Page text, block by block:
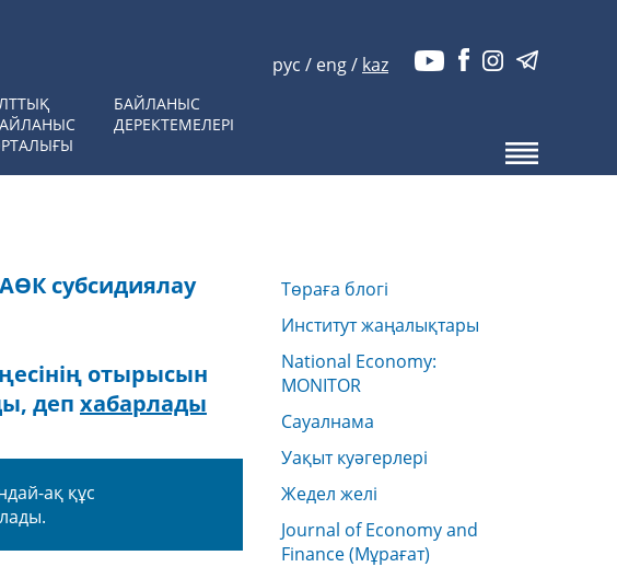
БАЙЛАНЫС
ДЕРЕКТЕМЕЛЕРІ
рус / eng/ kaz
субсидиялау
отырысын
деп хабарлады
ақ құс
Төраға блогі
Институт жаңалықтары
National Economy:
MONITOR
Сауалнама
Уақыт куәгерлері
Жедел желі
Journal of Economy and
Finance (Мұрағат)